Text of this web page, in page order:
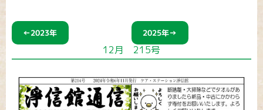
←2023年 2025年→
12月 215号